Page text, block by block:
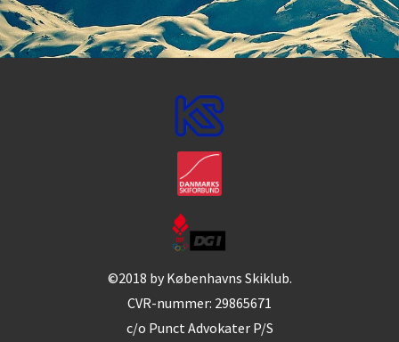
©2018 by Københavns Skiklub.
CVR-nummer: 29865671
c/o Punct Advokater P/S